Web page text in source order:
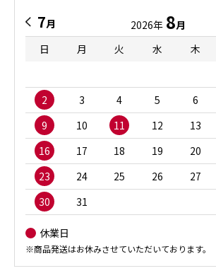
7月 2026年 8月
日
月 火 水 木
2
3 4 5 6
9
10 11 12 13
16
17 18 19 20
23
24 25 26 27
30
31
休業日
※商品発送はお休みさせていただいております。